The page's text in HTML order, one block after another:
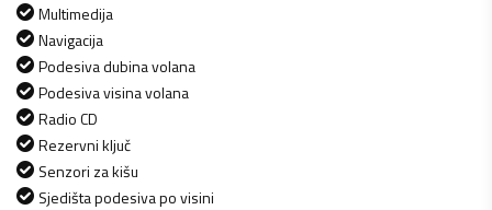
Multimedija
Navigacija
Podesiva dubina volana
Podesiva visina volana
Radio CD
Rezervni ključ
Senzori za kišu
Sjedišta podesiva po visini